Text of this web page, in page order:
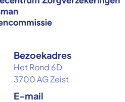
Bezoekadres
Het Rond 6D
3700 AG Zeist
E-mail